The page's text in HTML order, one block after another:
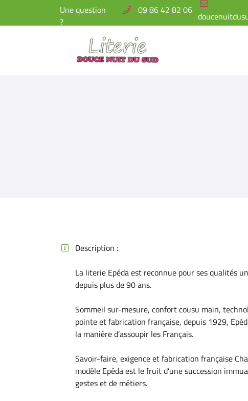
Une question
?
09 86 42 82 06
3 AVENUE DE SAINTE CROIX
En cochant cette case, vous consentez à recevoir nos propositions commerciales à
email indiqué ci-dessus. Vous pouvez vous désinscrire à tout moment en utilisant
Inscription

Description :
La literie Epéda est reconnue pour ses qualités
depuis plus de 90 ans.
Sommeil sur-mesure, confort cousu main,
pointe et fabrication française, depuis 1929,
la manière d’assoupir les Français.
Savoir-faire, exigence et fabrication française
modèle Epéda est le fruit d’une succession
gestes et de métiers.